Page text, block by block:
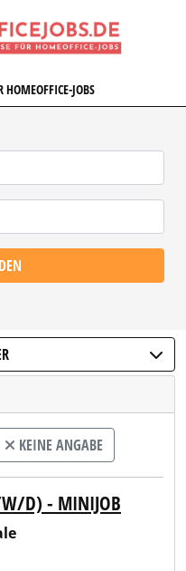
HOMEOFFICE-JOBS
KEINE ANGABE
W/D) - MINIJOB